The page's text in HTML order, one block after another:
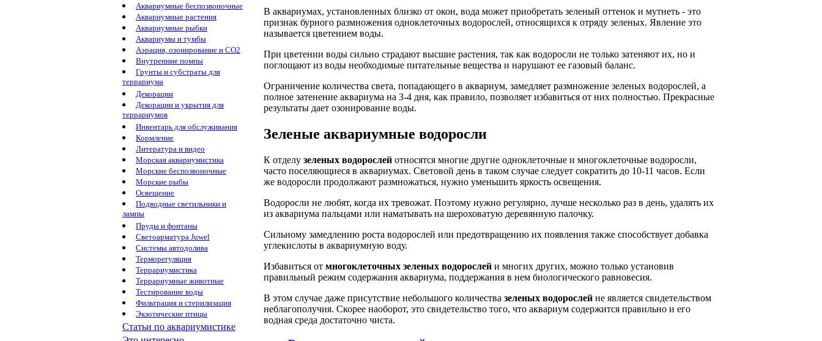
Аквариумные беспозвоночные
Аквариумные растения
Аквариумные рыбки
Аквариумы и тумбы
Аэрация, озонирование и CO2
Внутренние помпы
Грунты и субстраты для
террариума
Декорации
Декорации и укрытия для
террариумов
Инвентарь для обслуживания
Кормление
Литература и видео
Морская аквариумистика
Морские беспозвоночные
Морские рыбы
Освещение
Подводные светильники и
лампы
Пруды и фонтаны
Светоарматура Juwel
Системы автодолива
Терморегуляция
Террариумистика
Террариумные животные
Тестирование воды
Фильтрация и стерилизация
Экзотические птицы
Статьи по аквариумистике
В аквариумах, установленных близко от окон, вода может приобретать зеленый оттенок и мутнеть - это
признак бурного размножения одноклеточных водорослей, относящихся к отряду зеленых. Явление это
называется цветением воды.
При цветении воды сильно страдают высшие растения, так как водоросли не только затеняют их, но и
поглощают из воды необходимые питательные вещества и нарушают ее газовый баланс.
Ограничение количества света, попадающего в аквариум, замедляет размножение зеленых водорослей, а
полное затенение аквариума на 3-4 дня, как правило, позволяет избавиться от них полностью. Прекрасные
результаты дает озонирование воды.
Зеленые аквариумные водоросли
К отделу зеленых водорослей относятся многие другие одноклеточные и многоклеточные водоросли,
часто поселяющиеся в аквариумах. Световой день в таком случае следует сократить до 10-11 часов. Если
же водоросли продолжают размножаться, нужно уменьшить яркость освещения.
Водоросли не любят, когда их тревожат. Поэтому нужно регулярно, лучше несколько раз в день, удалять их
из аквариума пальцами или наматывать на шероховатую деревянную палочку.
Сильному замедлению роста водорослей или предотвращению их появления также способствует добавка
углекислоты в аквариумную воду.
Избавиться от многоклеточных зеленых водорослей и многих других, можно только установив
правильный режим содержания аквариума, поддержания в нем биологического равновесия.
В этом случае даже присутствие небольшого количества зеленых водорослей не является свидетельством
неблагополучия. Скорее наоборот, это свидетельство того, что аквариум содержится правильно и его
водная среда достаточно чиста.